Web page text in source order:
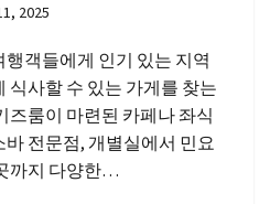
2025
객들에게 인기 있는 지역
식사할 수 있는 가게를 찾는
즈룸이 마련된 카페나 좌식
전문점, 개별실에서 민요
까지 다양한…